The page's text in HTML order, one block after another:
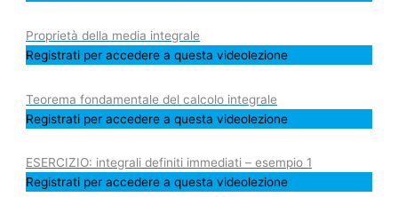
Proprietà della media integrale
Registrati per accedere a questa videolezione
Teorema fondamentale del calcolo integrale
Registrati per accedere a questa videolezione
ESERCIZIO: integrali definiti immediati – esempio 1
Registrati per accedere a questa videolezione